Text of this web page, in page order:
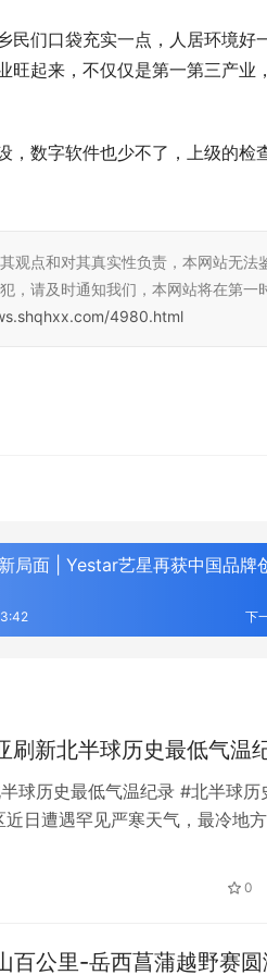
民们口袋充实一点，人居环境好
旺起来，不仅仅是第一第三产业
，数字软件也少不了，上级的检
观点和对其真实性负责，本网站无法
，请及时通知我们，本网站将在第一
4980.html
局面 | Yestar艺星再获中国品牌
下
新北半球历史最低气温
球历史最低气温纪录 #北半球历
日遭遇罕见严寒天气，最冷地方
了零下60。 据当地水文气象和环
0
百公里-岳西菖蒲越野赛圆